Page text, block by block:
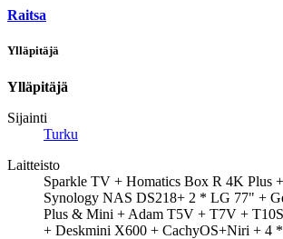
Raitsa
Ylläpitäjä
Ylläpitäjä
Sijainti
Turku
Laitteisto
Sparkle TV + Homatics Box R 4K Plus
Synology NAS DS218+ 2 * LG 77" +
Plus & Mini + Adam T5V + T7V + T10S
+ Deskmini X600 + CachyOS+Niri + 4